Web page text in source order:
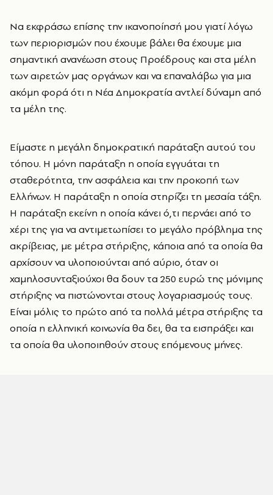
Να εκφράσω επίσης την ικανοποίησή μου γιατί λόγω
των περιορισμών που έχουμε βάλει θα έχουμε μια
σημαντική ανανέωση στους Προέδρους και στα μέλη
των αιρετών μας οργάνων και να επαναλάβω για μια
ακόμη φορά ότι η Νέα Δημοκρατία αντλεί δύναμη από
τα μέλη της.
Είμαστε η μεγάλη δημοκρατική παράταξη αυτού του
τόπου. Η μόνη παράταξη η οποία εγγυάται τη
σταθερότητα, την ασφάλεια και την προκοπή των
Ελλήνων. Η παράταξη η οποία στηρίζει τη μεσαία τάξη.
Η παράταξη εκείνη η οποία κάνει ό,τι περνάει από το
χέρι της για να αντιμετωπίσει το μεγάλο πρόβλημα της
ακρίβειας, με μέτρα στήριξης, κάποια από τα οποία θα
αρχίσουν να υλοποιούνται από αύριο, όταν οι
χαμηλοσυνταξιούχοι θα δουν τα 250 ευρώ της μόνιμης
στήριξης να πιστώνονται στους λογαριασμούς τους.
Είναι μόλις το πρώτο από τα πολλά μέτρα στήριξης τα
οποία η ελληνική κοινωνία θα δει, θα τα εισπράξει και
τα οποία θα υλοποιηθούν στους επόμενους μήνες.